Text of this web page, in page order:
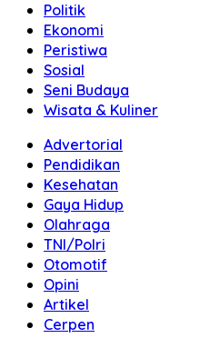
Politik
Ekonomi
Peristiwa
Sosial
Seni Budaya
Wisata & Kuliner
Advertorial
Pendidikan
Kesehatan
Gaya Hidup
Olahraga
TNI/Polri
Otomotif
Opini
Artikel
Cerpen